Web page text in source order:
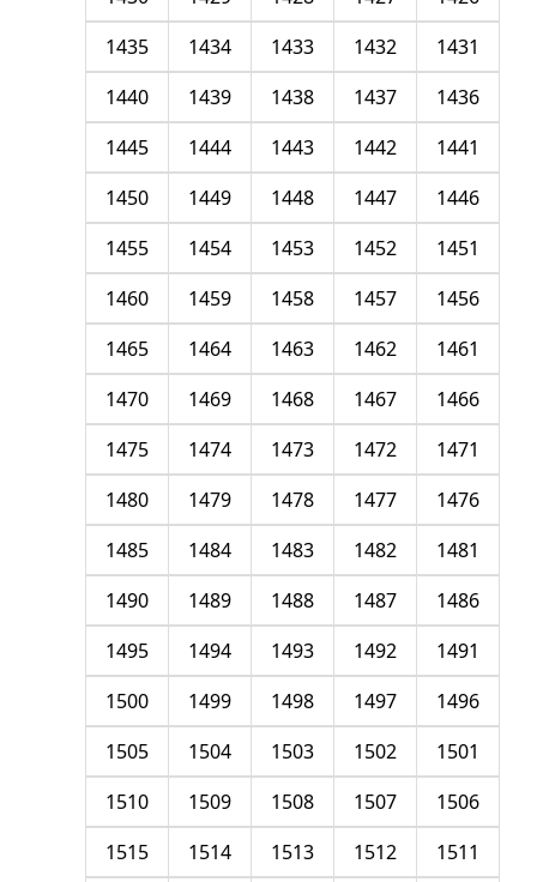
1431
1432
1433
1434
1435
1436
1437
1438
1439
1440
1441
1442
1443
1444
1445
1446
1447
1448
1449
1450
1451
1452
1453
1454
1455
1456
1457
1458
1459
1460
1461
1462
1463
1464
1465
1466
1467
1468
1469
1470
1471
1472
1473
1474
1475
1476
1477
1478
1479
1480
1481
1482
1483
1484
1485
1486
1487
1488
1489
1490
1491
1492
1493
1494
1495
1496
1497
1498
1499
1500
1501
1502
1503
1504
1505
1506
1507
1508
1509
1510
1511
1512
1513
1514
1515